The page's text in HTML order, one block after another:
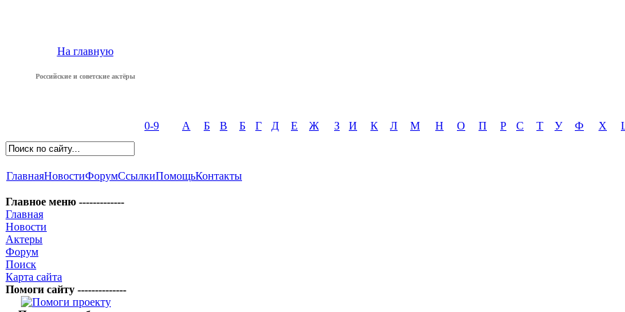
На главную
Российские и советские актёры
0-9 А Б В Б Г Д Е Ж З И К Л М Н О П Р С Т У Ф Х
ГлавнаяНовостиФорумСсылкиПомощьКонтакты
Главное меню -------------
Главная
Новости
Актеры
Форум
Поиск
Карта сайта
Помоги сайту --------------